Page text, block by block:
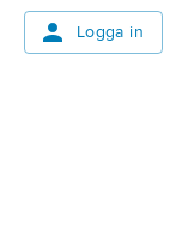
Logga in